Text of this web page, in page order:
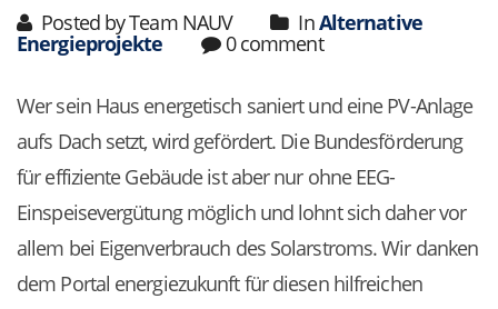
Posted by Team NAUV InAlternative
Energieprojekte 0 comment
Wer sein Haus energetisch saniert und eine PV-Anlage
aufs Dach setzt, wird gefördert. Die Bundesförderung
für effiziente Gebäude ist aber nur ohne EEG-
Einspeisevergütung möglich und lohnt sich daher vor
allem bei Eigenverbrauch des Solarstroms. Wir danken
dem Portal energiezukunft für diesen hilfreichen